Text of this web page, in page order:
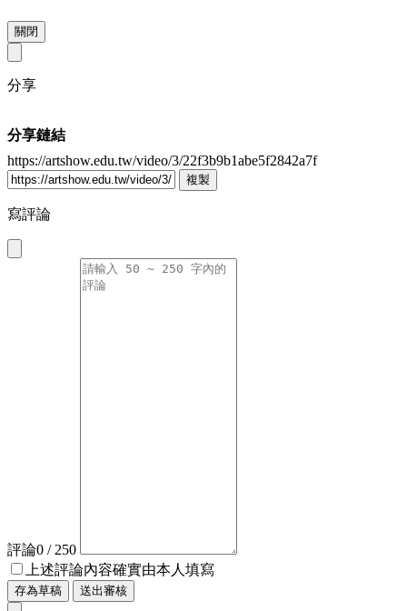
關閉
分享
分享鏈結
https://artshow.edu.tw/video/3/22f3b9b1abe5f2842a7f
複製
寫評論
評論0 / 250
上述評論內容確實由本人填寫
存為草稿 送出審核